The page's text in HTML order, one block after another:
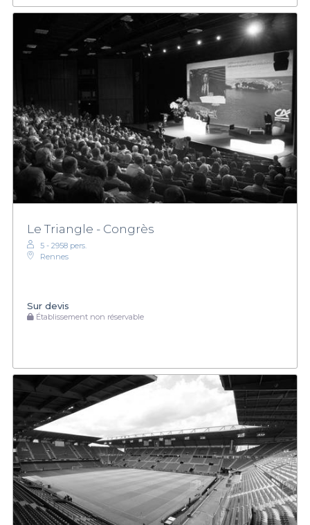
Le Triangle - Congrès
5 - 2958 pers.
Rennes
Sur devis
Établissement non réservable